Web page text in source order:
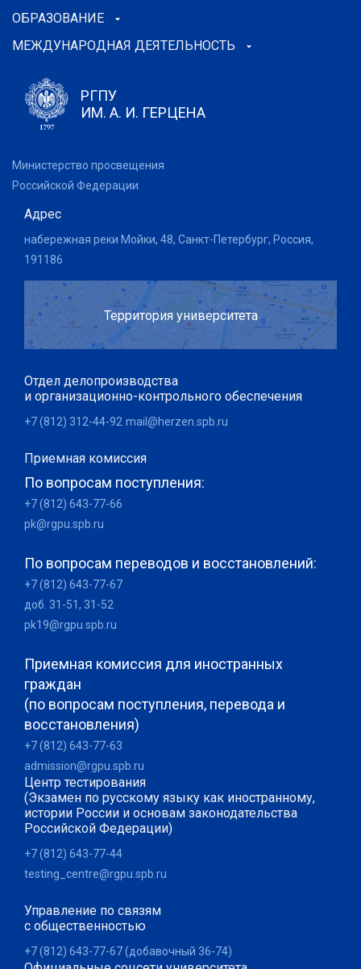
ОБРАЗОВАНИЕ
МЕЖДУНАРОДНАЯ ДЕЯТЕЛЬНОСТЬ
РГПУ
ИМ. А. И. ГЕРЦЕНА
Министерство просвещения
Российской Федерации
Адрес
набережная реки Мойки, 48, Санкт-Петербург, Россия,
191186
Территория университета
Отдел делопроизводства
и организационно-контрольного обеспечения
+7 (812) 312-44-92 mail@herzen.spb.ru
Приемная комиссия
По вопросам поступления:
+7 (812) 643-77-66
pk@rgpu.spb.ru
По вопросам переводов и восстановлений:
+7 (812) 643-77-67
доб. 31-51, 31-52
pk19@rgpu.spb.ru
Приемная комиссия для иностранных
граждан
(по вопросам поступления, перевода и
восстановления)
+7 (812) 643-77-63
admission@rgpu.spb.ru
Центр тестирования
(Экзамен по русскому языку как иностранному,
истории России и основам законодательства
Российской Федерации)
+7 (812) 643-77-44
testing_centre@rgpu.spb.ru
Управление по связям
с общественностью
+7 (812) 643-77-67 (добавочный 36-74)